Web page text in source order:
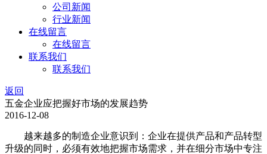
公司新闻
行业新闻
在线留言
在线留言
联系我们
联系我们
返回
五金企业应把握好市场的发展趋势
2016-12-08
越来越多的制造企业意识到：企业在提供产品和产品转型
升级的同时，必须有效地把握市场需求，并在细分市场中专注